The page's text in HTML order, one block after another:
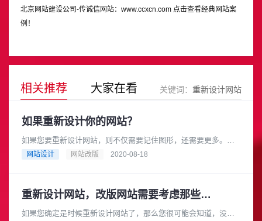
北京网站建设公司 -传诚信网站： www.ccxcn.com 点击查看经典网站案
例 ！
相关推荐 大家在看 关键词： 重新设计网站
如果重新设计你的网站？
如果您要重新设计网站，则不仅需要记住图形，还需要更多。您
准备好重新设计公司的网站并在北京雇用一家网站设计公司吗？
网站设计 网站改版 2020-08-18
重新设计网站，改版网站需要考虑那些因素？
如果您确定是时候重新设计网站了，那么您很可能会知道，没有